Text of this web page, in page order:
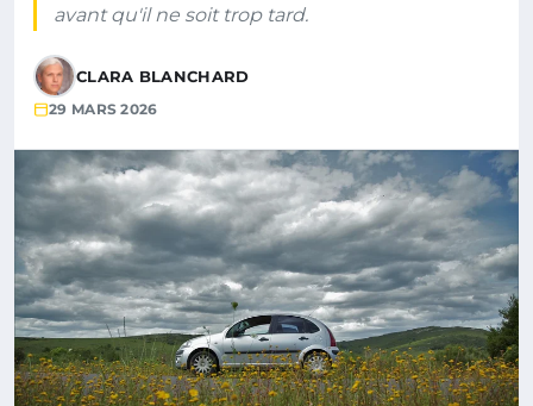
avant qu'il ne soit trop tard.
CLARA BLANCHARD
29 MARS 2026